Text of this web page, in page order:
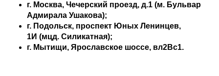
г. Москва, Чечерский проезд, д.1 (м. Бульвар
Адмирала Ушакова);
г. Подольск, проспект Юных Ленинцев,
1И (мцд. Силикатная);
г. Мытищи, Ярославское шоссе, вл2Вс1.